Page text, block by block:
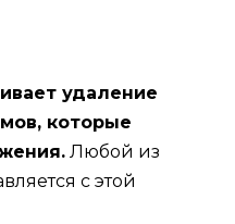
удаление
которые
Любой из
с этой